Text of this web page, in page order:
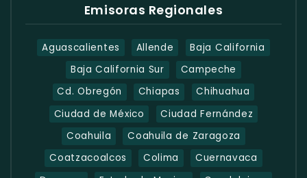
Emisoras Regionales
Aguascalientes Allende
Baja California
Baja California Sur
Campeche
Cd. Obregón
Chiapas
Chihuahua
Ciudad de México
Ciudad Fernández
Coahuila
Coahuila de Zaragoza
Coatzacoalcos
Colima
Cuernavaca